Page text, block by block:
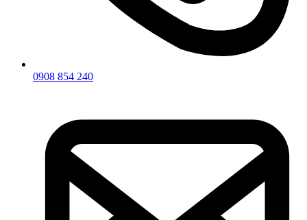
0908 854 240